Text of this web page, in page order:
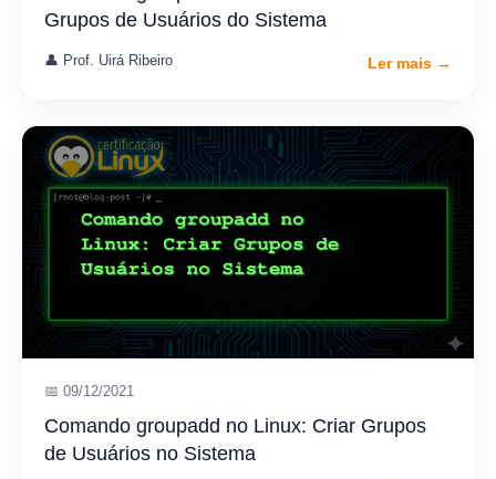
Grupos de Usuários do Sistema
👤 Prof. Uirá Ribeiro Ler mais →
📅 09/12/2021
Comando groupadd no Linux: Criar Grupos
de Usuários no Sistema